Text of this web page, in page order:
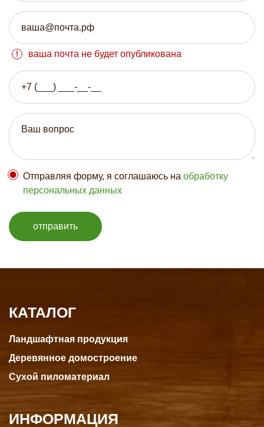
ваша почта не будет опубликована
Отправляя форму, я соглашаюсь на обработку
персональных данных
отправить
КАТАЛОГ
Ландшафтная продукция
Деревянное домостроение
Сухой пиломатериал
ИНФОРМАЦИЯ